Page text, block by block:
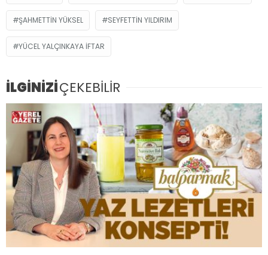
ŞAHMETTIN YÜKSEL SEYFETTIN YILDIRIM
YÜCEL YALÇINKAYA İFTAR
İLGİNİZİÇEKEBİLİR